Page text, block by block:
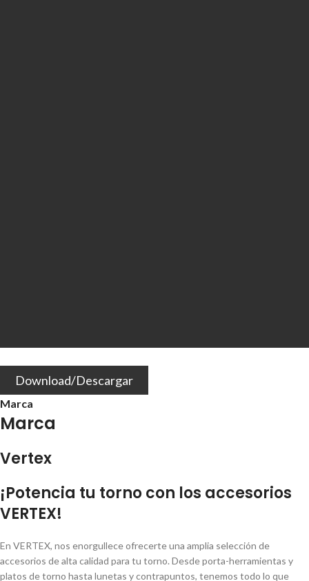
Download/Descargar
Marca
Marca
Vertex
¡Potencia tu torno con los accesorios
VERTEX!
En VERTEX, nos enorgullece ofrecerte una amplia selección de
accesorios de alta calidad para tu torno. Desde porta-herramientas y
platos de torno hasta lunetas y contrapuntos, tenemos todo lo que